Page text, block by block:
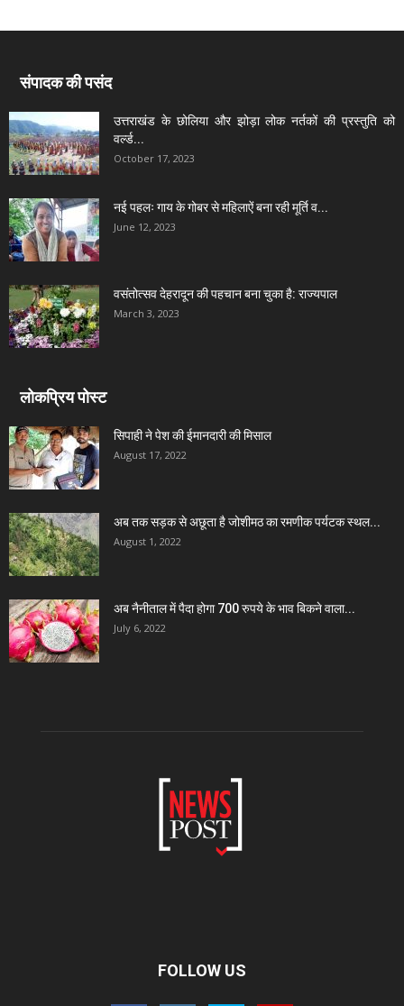
संपादक की पसंद
उत्तराखंड के छोलिया और झोड़ा लोक नर्तकों की प्रस्तुति को
वर्ल्ड...
October 17, 2023
नई पहलः गाय के गोबर से महिलाऐं बना रही मूर्ति व...
June 12, 2023
वसंतोत्सव देहरादून की पहचान बना चुका है: राज्यपाल
March 3, 2023
लोकप्रिय पोस्ट
सिपाही ने पेश की ईमानदारी की मिसाल
August 17, 2022
अब तक सड़क से अछूता है जोशीमठ का रमणीक पर्यटक स्थल...
August 1, 2022
अब नैनीताल में पैदा होगा 700 रुपये के भाव बिकने वाला...
July 6, 2022
FOLLOW US